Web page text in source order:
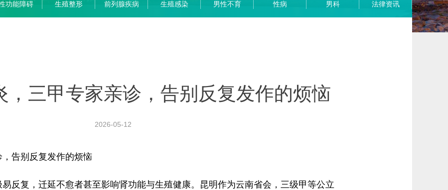
功能障碍 生殖整形 前列腺疾病 生殖感染 男性不育 性病 男科 法律资讯
，三甲专家亲诊，告别反复发作的烦恼
2026-05-12
告别反复发作的烦恼
反复，迁延不愈者甚至影响肾功能与生殖健康。昆明作为云南省会，三级甲等公立